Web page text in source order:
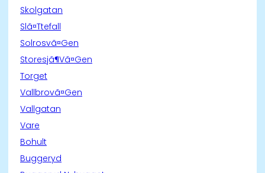
Skolgatan
Slã¤Ttefall
Solrosvã¤Gen
Storesjã¶Vã¤Gen
Torget
Vallbrovã¤Gen
Vallgatan
Vare
Bohult
Buggeryd